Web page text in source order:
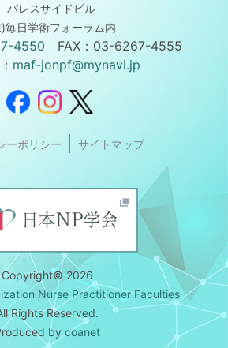
パレスサイドビル
毎日学術フォーラム内
4550 FAX：03-6267-4555
maf-jonpf@mynavi.jp
ーポリシー サイトマップ
Copyright© 2026
Nurse Practitioner Faculties
Rights Reserved.
bycoanet